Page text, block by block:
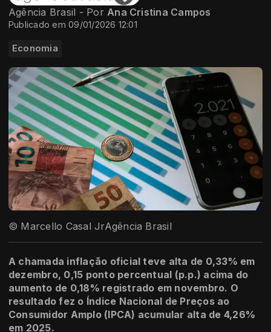
Agência Brasil - PorAna Cristina Campos
Publicado em 09/01/2026 12:01
Economia
© Marcello Casal JrAgência Brasil
A chamada inflação oficial teve alta de 0,33% em
dezembro, 0,15 ponto percentual (p.p.) acima do
aumento de 0,18% registrado em novembro. O
resultado fez o Índice Nacional de Preços ao
Consumidor Amplo (IPCA) acumular alta de 4,26%
em 2025.